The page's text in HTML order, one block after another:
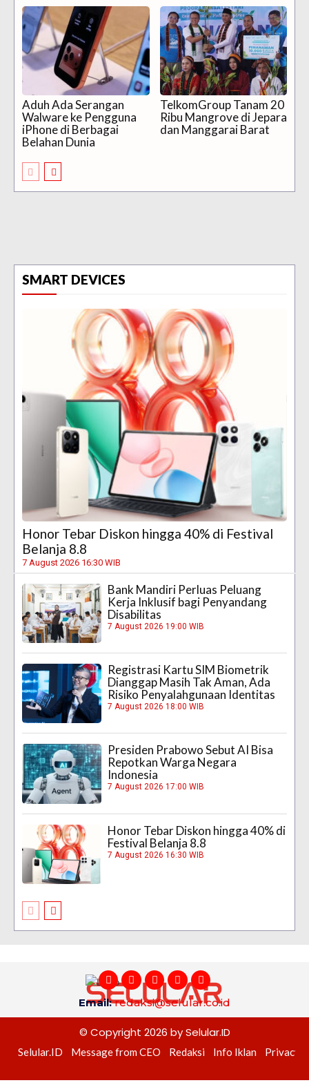
Aduh Ada Serangan
Walware ke Pengguna
iPhone di Berbagai
Belahan Dunia
TelkomGroup Tanam 20
Ribu Mangrove di Jepara
dan Manggarai Barat
SMART DEVICES
Honor Tebar Diskon hingga 40% di Festival
Belanja 8.8
7 August 2026 16:30 WIB
Bank Mandiri Perluas Peluang
Kerja Inklusif bagi Penyandang
Disabilitas
7 August 2026 19:00 WIB
Registrasi Kartu SIM Biometrik
Dianggap Masih Tak Aman, Ada
Risiko Penyalahgunaan Identitas
7 August 2026 18:00 WIB
Presiden Prabowo Sebut AI Bisa
Repotkan Warga Negara
Indonesia
7 August 2026 17:00 WIB
Honor Tebar Diskon hingga 40% di
Festival Belanja 8.8
7 August 2026 16:30 WIB
Email:redaksi@selular.co.id
© Copyright 2026 by Selular.ID
Selular.ID Message from CEO Redaksi Info Iklan Privacy